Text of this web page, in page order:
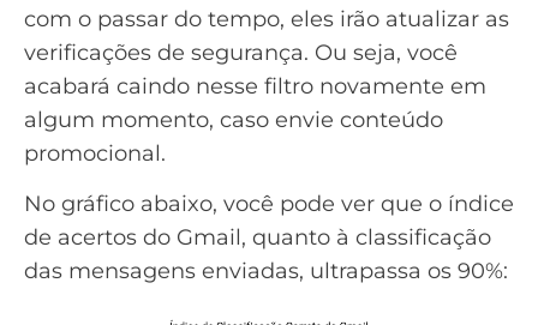
com o passar do tempo, eles irão atualizar as
verificações de segurança. Ou seja, você
acabará caindo nesse filtro novamente em
algum momento, caso envie conteúdo
promocional.
No gráfico abaixo, você pode ver que o índice
de acertos do Gmail, quanto à classificação
das mensagens enviadas, ultrapassa os 90%: